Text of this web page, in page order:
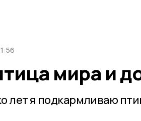
мира и
лет я подкармливаю